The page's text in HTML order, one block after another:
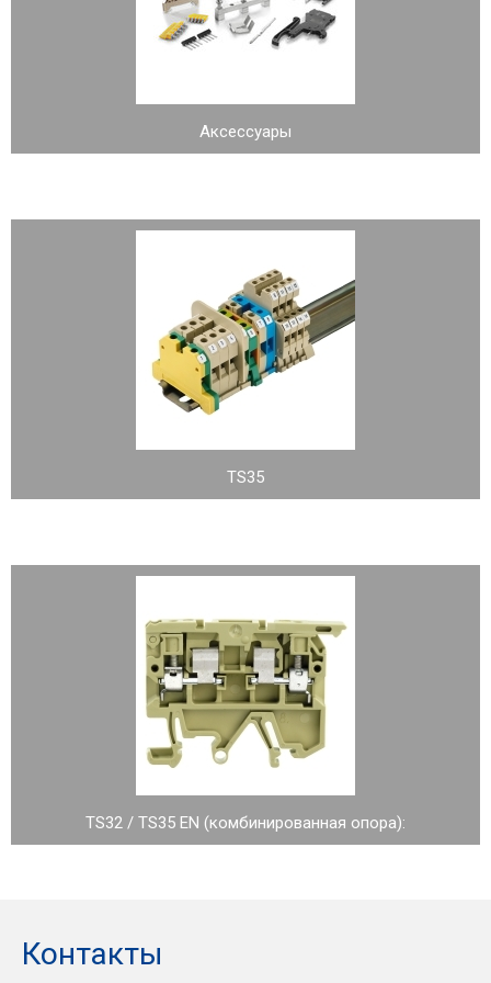
Аксессуары
TS35
TS32 / TS35 EN (комбинированная опора):
Контакты